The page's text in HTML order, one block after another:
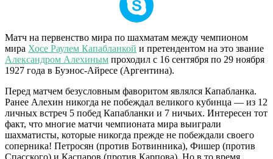
Матч на первенство мира по шахматам между чемпионом
мира Хосе Раулем Капабланкой и претендентом на это звание
Александром Алехиным проходил с 16 сентября по 29 ноября
1927 года в Буэнос-Айресе (Аргентина).
Перед матчем безусловным фаворитом являлся Капабланка.
Ранее Алехин никогда не побеждал великого кубинца — из 12
личных встреч 5 побед Капабланки и 7 ничьих. Интересен тот
факт, что многие матчи чемпионата мира выиграли
шахматисты, которые никогда прежде не побеждали своего
соперника! Петросян (против Ботвинника), Фишер (против
Спасского) и Каспаров (против Карпова). Но в то время